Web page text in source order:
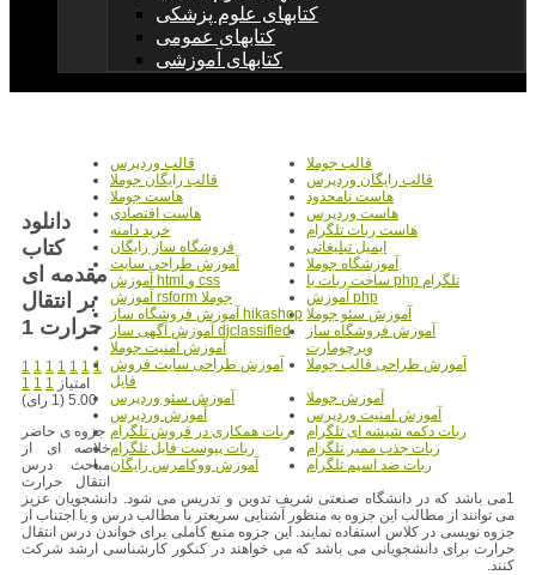
کتابهای علوم پزشکی
کتابهای عمومی
کتابهای آموزشی
قالب جوملا
قالب وردپرس
قالب رایگان وردپرس
قالب رایگان جوملا
هاست نامحدود
هاست جوملا
هاست وردپرس
هاست اقتصادی
هاست ربات تلگرام
خرید دامنه
ایمیل تبلیغاتی
فروشگاه ساز رایگان
آموزشگاه جوملا
آموزش طراحی سایت
ساخت ربات با php تلگرام
آموزش html و css
آموزش php
آموزش rsform جوملا
آموزش سئو جوملا آموزش فروشگاه ساز hikashop
آموزش فروشگاه ساز
ویرچومارت
آموزش آگهی ساز djclassified
آموزش امنیت جوملا
آموزش طراحی قالب جوملا
آموزش طراحی سایت فروش
فایل
آموزش جوملا
آموزش سئو وردپرس
آموزش امنیت وردپرس
آموزش وردپرس
ربات دکمه شیشه ای تلگرام
ربات همکاری در فروش تلگرام
ربات جذب ممبر تلگرام
ربات پیوست فایل تلگرام
ربات ضد اسپم تلگرام
آموزش ووکامرس رایگان
دانلود
کتاب
مقدمه ای
بر انتقال
حرارت 1
1 1 1 1 1 1 1
1 1 1 امتیاز
5.00 (1 رای)
جزوه ی حاضر
خلاصه ای از
مباحث درس
انتقال حرارت
1می باشد که در دانشگاه صنعتی شریف تدوین و تدریس می شود. دانشجویان عزیز
می توانند از مطالب این جزوه به منظور آشنایی سریعتر با مطالب درس و یا اجتناب از
جزوه نویسی در کلاس استفاده نمایند. این جزوه منبع کاملی برای خواندن درس انتقال
حرارت برای دانشجویانی می باشد که می خواهند در کنکور کارشناسی ارشد شرکت
کنند.